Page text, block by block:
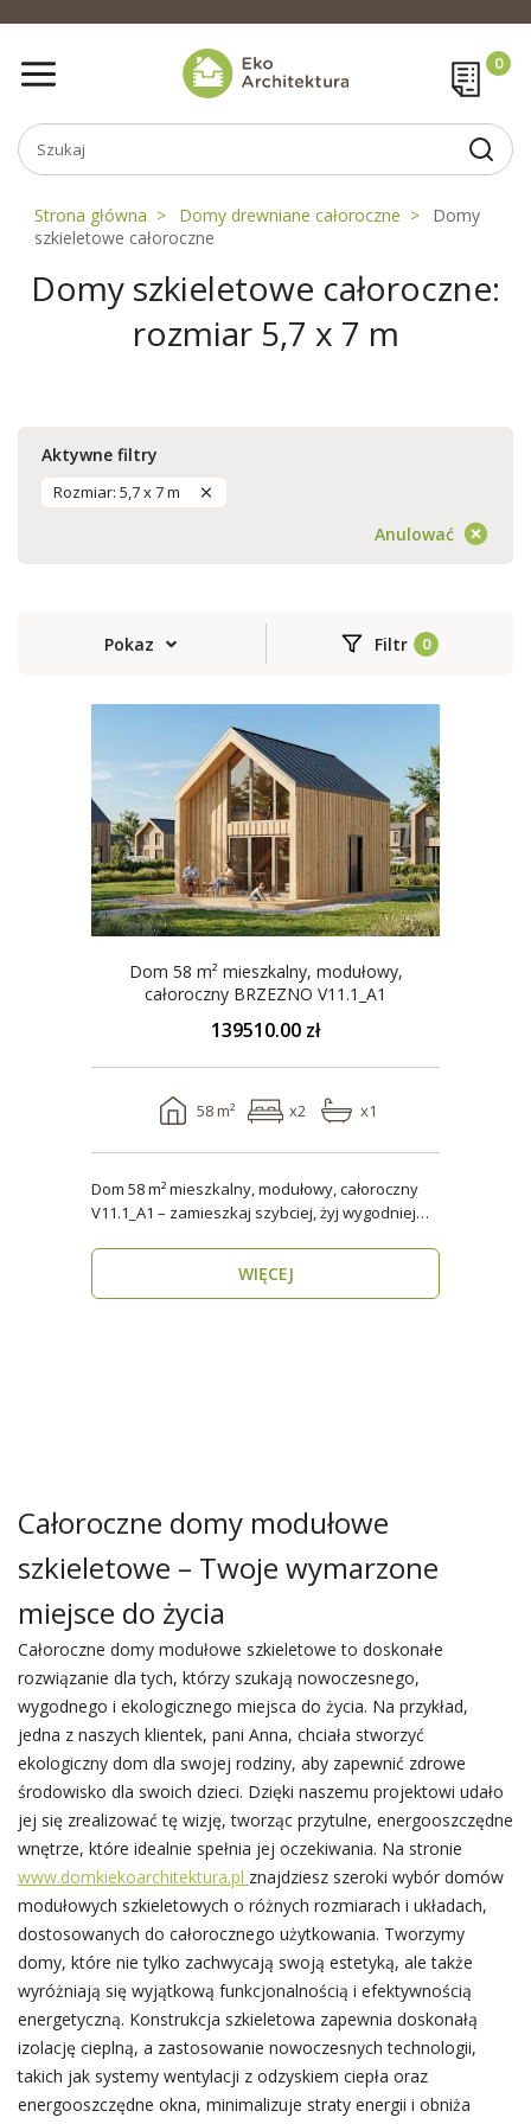
Strona główna Domy drewniane całoroczne
Domy
szkieletowe całoroczne
Domy szkieletowe całoroczne:
rozmiar 5,7 x 7 m
Aktywne filtry
Rozmiar: 5,7 x 7 m
Anulować
Pokaz Filtr
Dom 58 m² mieszkalny, modułowy,
całoroczny BRZEZNO V11.1_A1
139510.00 zł
58 m² x2 x1
Dom 58 m² mieszkalny, modułowy, całoroczny
V11.1_A1 – zamieszkaj szybciej, żyj wygodniej
WIĘCEJ
Całoroczne domy modułowe
szkieletowe – Twoje wymarzone
miejsce do życia
Całoroczne domy modułowe szkieletowe to doskonałe
rozwiązanie dla tych, którzy szukają nowoczesnego,
wygodnego i ekologicznego miejsca do życia. Na przykład,
jedna z naszych klientek, pani Anna, chciała stworzyć
ekologiczny dom dla swojej rodziny, aby zapewnić zdrowe
środowisko dla swoich dzieci. Dzięki naszemu projektowi udało
jej się zrealizować tę wizję, tworząc przytulne, energooszczędne
wnętrze, które idealnie spełnia jej oczekiwania. Na stronie
www.domkiekoarchitektura.pl znajdziesz szeroki wybór domów
modułowych szkieletowych o różnych rozmiarach i układach,
dostosowanych do całorocznego użytkowania. Tworzymy
domy, które nie tylko zachwycają swoją estetyką, ale także
wyróżniają się wyjątkową funkcjonalnością i efektywnością
energetyczną. Konstrukcja szkieletowa zapewnia doskonałą
izolację cieplną, a zastosowanie nowoczesnych technologii,
takich jak systemy wentylacji z odzyskiem ciepła oraz
energooszczędne okna, minimalizuje straty energii i obniża